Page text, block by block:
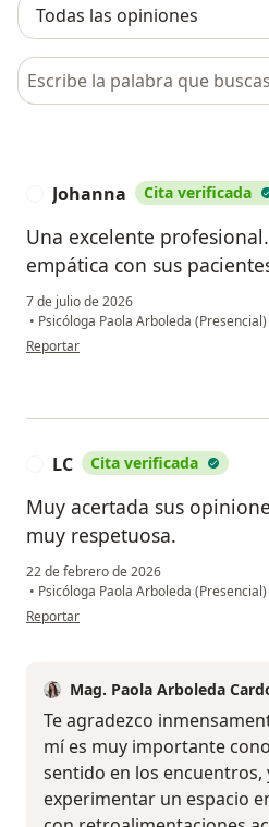
Busca en opiniones
Johanna Cita verificada
Una excelente
empática con sus
7 de julio de 2026
• Psicóloga Paola Arboleda (Presencial)
en opinión del usuario Johanna
Reportar
LC Cita verificada
Muy acertada sus
muy respetuosa.
22 de febrero de 2026
• Psicóloga Paola Arboleda (Presencial)
en opinión del usuario LC
Reportar
Mag. Paola Arboleda
Te agradezco
mí es muy importante
sentido en los encuentros,
experimentar un espacio